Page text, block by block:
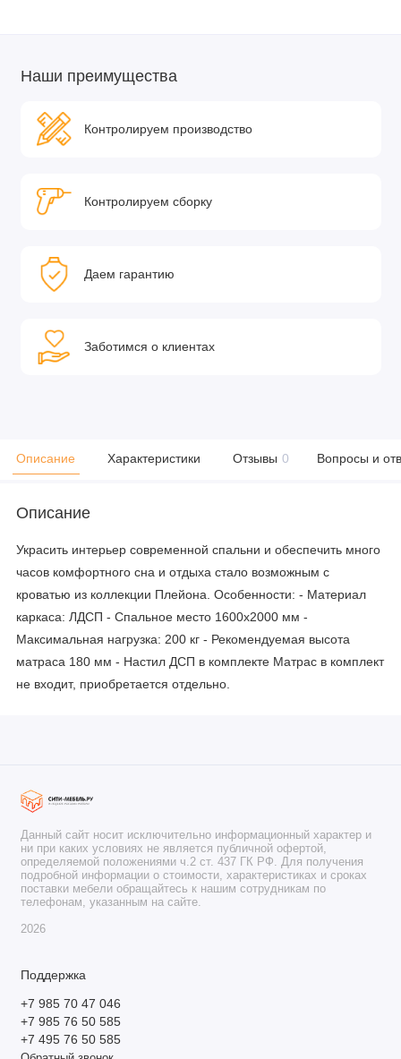
Наши преимущества
Контролируем производство
Контролируем сборку
Даем гарантию
Заботимся о клиентах
Описание Характеристики Отзывы 0 Вопросы и
Описание
Украсить интерьер современной спальни и обеспечить много
часов комфортного сна и отдыха стало возможным с
кроватью из коллекции Плейона. Особенности: - Материал
каркаса: ЛДСП - Спальное место 1600х2000 мм -
Максимальная нагрузка: 200 кг - Рекомендуемая высота
матраса 180 мм - Настил ДСП в комплекте Матрас в комплект
не входит, приобретается отдельно.
Данный сайт носит исключительно информационный характер и
ни при каких условиях не является публичной офертой,
определяемой положениями ч.2 ст. 437 ГК РФ. Для получения
подробной информации о стоимости, характеристиках и сроках
поставки мебели обращайтесь к нашим сотрудникам по
телефонам, указанным на сайте.
2026
Поддержка
+7 985 70 47 046
+7 985 76 50 585
+7 495 76 50 585